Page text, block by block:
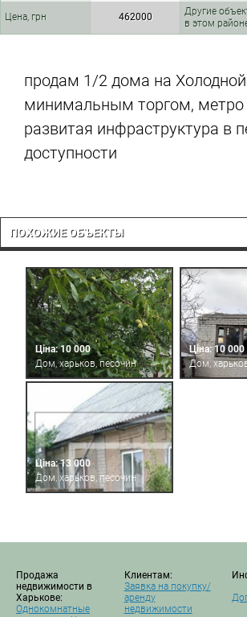
Цена, грн 462000
Другие
в этом
продам 1/2 дома на Холодной
минимальным торгом, метро
развитая инфраструктура в
доступности
ПОХОЖИЕ ОБЪЕКТЫ
Ціна: 10 000
Дом, харьков, песочин
Ціна: 10 000
Дом,
Ціна: 13 000
Дом, харьков, песочин
Продажа
недвижимости в
Харькове:
Однокомнатные
Клиентам:
Заявка на покупку/
аренду
недвижимости